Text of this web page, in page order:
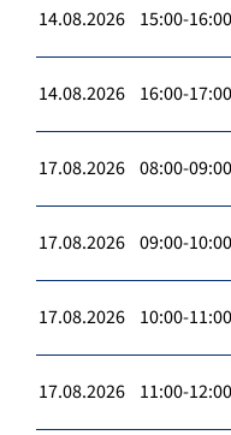
14.08.2026 15:00-16:00
14.08.2026 16:00-17:00
17.08.2026 08:00-09:00
17.08.2026 09:00-10:00
17.08.2026 10:00-11:00
17.08.2026 11:00-12:00